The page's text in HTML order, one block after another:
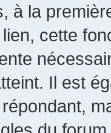
à la
cette
Il est